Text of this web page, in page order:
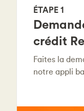
ÉTAPE 1
crédit
Faites la
notre appli